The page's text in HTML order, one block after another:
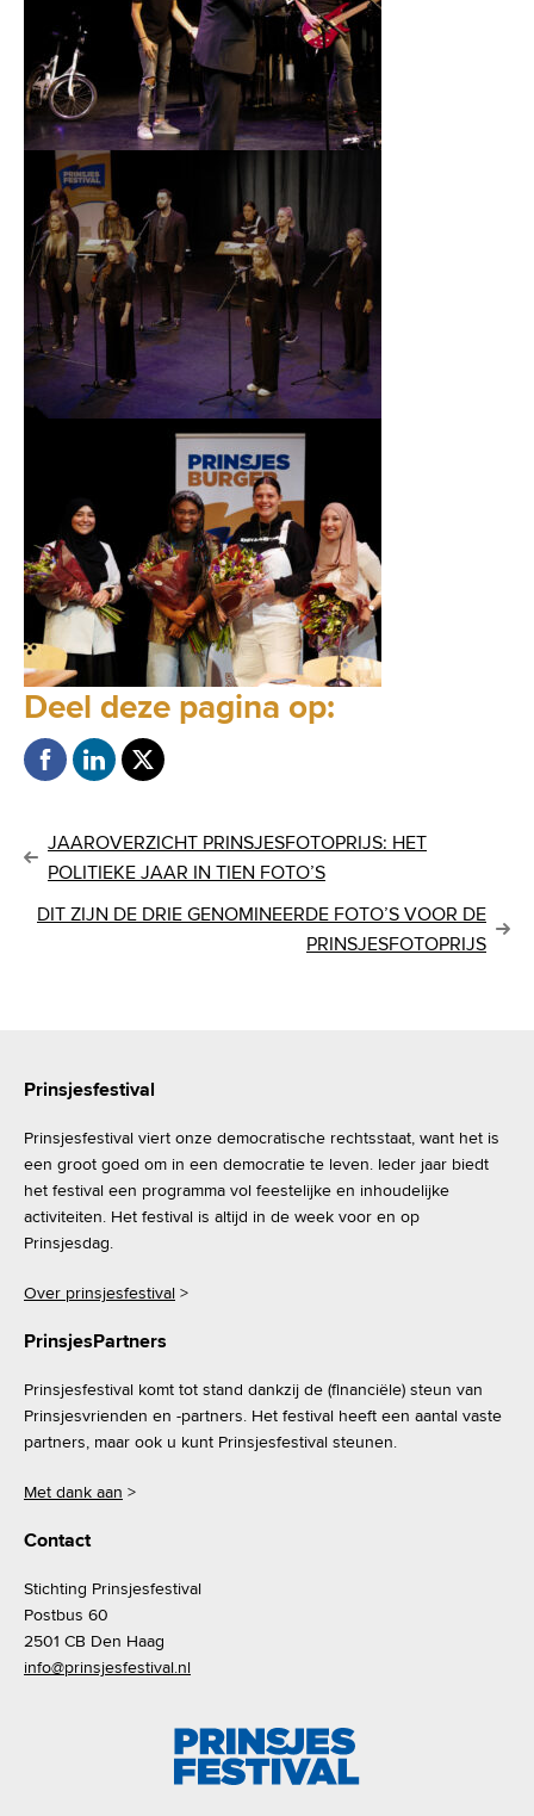
Deel deze pagina op:
B
e
h
t
n
a
v
i
g
a
t
i
e
JAAROVERZICHT PRINSJESFOTOPRIJS: HET
POLITIEKE JAAR IN TIEN FOTO’S
DIT ZIJN DE DRIE GENOMINEERDE FOTO’S VOOR DE
PRINSJESFOTOPRIJS
Prinsjesfestival
Prinsjesfestival viert onze democratische rechtsstaat, want het is
een groot goed om in een democratie te leven. Ieder jaar biedt
het festival een programma vol feestelijke en inhoudelijke
activiteiten. Het festival is altijd in de week voor en op
Prinsjesdag.
Over prinsjesfestival >
PrinsjesPartners
Prinsjesfestival komt tot stand dankzij de (financiële) steun van
Prinsjesvrienden en -partners. Het festival heeft een aantal vaste
partners, maar ook u kunt Prinsjesfestival steunen.
Met dank aan >
Contact
Stichting Prinsjesfestival
Postbus 60
2501 CB Den Haag
info@prinsjesfestival.nl